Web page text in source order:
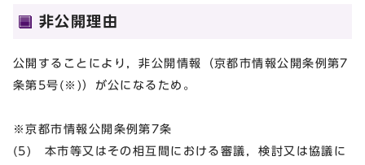
非公開理由
公開することにより，非公開情報（京都市情報公開条例第7
条第5号(※)）が公になるため。
※京都市情報公開条例第7条
(5) 本市等又はその相互間における審議，検討又は協議に